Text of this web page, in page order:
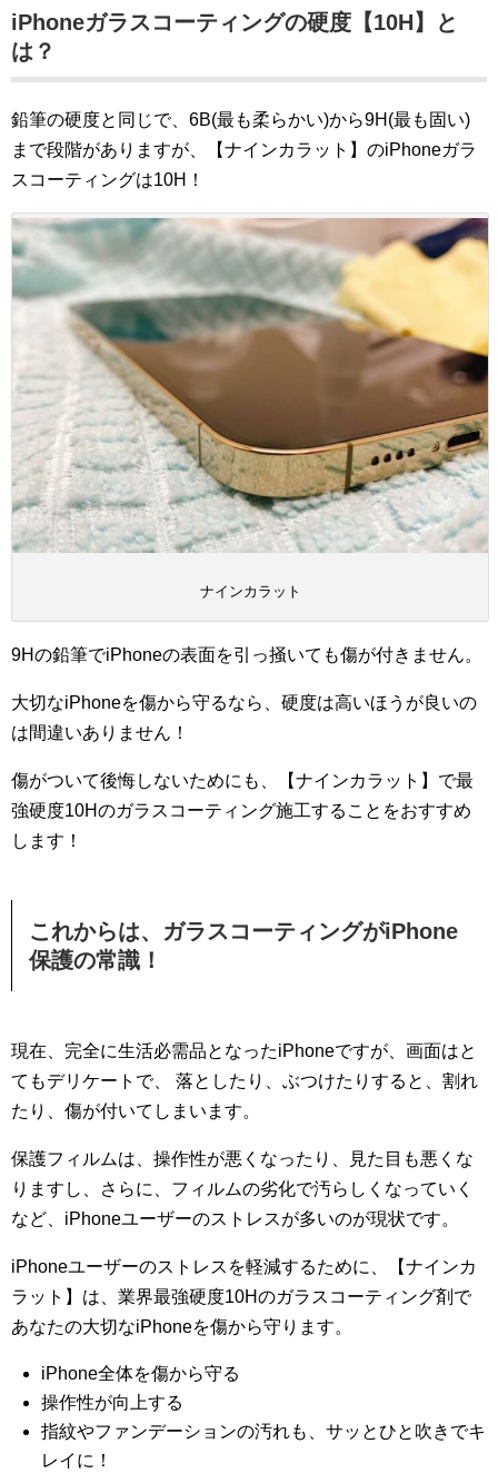
iPhoneガラスコーティングの硬度【10H】と
は？
鉛筆の硬度と同じで、6B(最も柔らかい)から9H(最も固い)
まで段階がありますが、【ナインカラット】のiPhoneガラ
スコーティングは10H！
ナインカラット
9Hの鉛筆でiPhoneの表面を引っ掻いても傷が付きません。
大切なiPhoneを傷から守るなら、硬度は高いほうが良いの
は間違いありません！
傷がついて後悔しないためにも、【ナインカラット】で最
強硬度10Hのガラスコーティング施工することをおすすめ
します！
これからは、ガラスコーティングがiPhone
保護の常識！
現在、完全に生活必需品となったiPhoneですが、画面はと
てもデリケートで、 落としたり、ぶつけたりすると、割れ
たり、傷が付いてしまいます。
保護フィルムは、操作性が悪くなったり、見た目も悪くな
りますし、さらに、フィルムの劣化で汚らしくなっていく
など、iPhoneユーザーのストレスが多いのが現状です。
iPhoneユーザーのストレスを軽減するために、【ナインカ
ラット】は、業界最強硬度10Hのガラスコーティング剤で
あなたの大切なiPhoneを傷から守ります。
iPhone全体を傷から守る
操作性が向上する
指紋やファンデーションの汚れも、サッとひと吹きでキ
レイに！